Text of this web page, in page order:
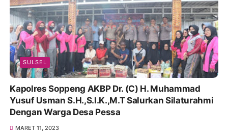
SULSEL
Kapolres Soppeng AKBP Dr. (C) H. Muhammad
Yusuf Usman S.H.,S.I.K.,M.T Salurkan Silaturahmi
Dengan Warga Desa Pessa
MARET 11, 2023